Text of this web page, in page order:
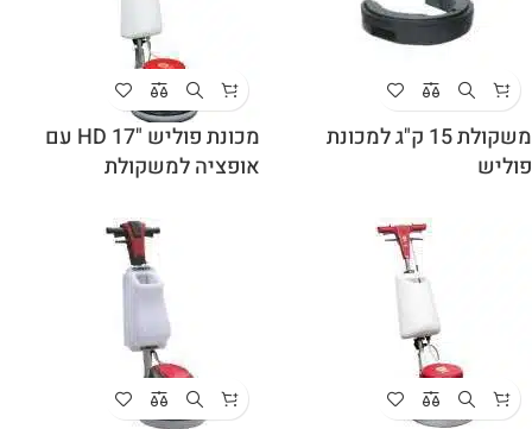
משקולת 15 ק"ג למכונת
פוליש
מכונת פוליש "17 HD עם
אופציה למשקולת